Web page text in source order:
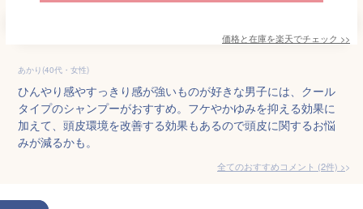
価格と在庫を楽天でチェック >>
あかり(40代・女性)
ひんやり感やすっきり感が強いものが好きな男子には、クール
タイプのシャンプーがおすすめ。フケやかゆみを抑える効果に
加えて、頭皮環境を改善する効果もあるので頭皮に関するお悩
みが減るかも。
全てのおすすめコメント (2件) >